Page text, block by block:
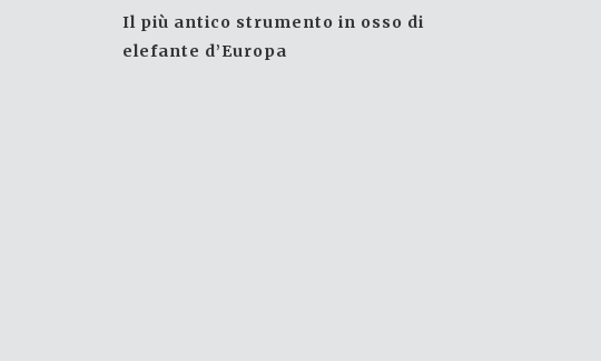
Il più antico strumento in osso di
elefante d’Europa